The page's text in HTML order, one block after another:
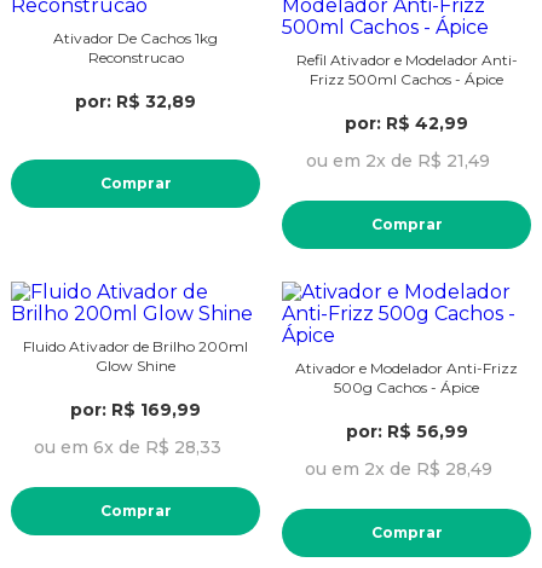
Ativador De Cachos 1kg
Reconstrucao
por: R$ 32,89
Comprar
Refil Ativador e Modelador Anti-
Frizz 500ml Cachos - Ápice
por: R$ 42,99
ou em 2x de R$ 21,49
Comprar
Fluido Ativador de Brilho 200ml
Glow Shine
por: R$ 169,99
ou em 6x de R$ 28,33
Comprar
Ativador e Modelador Anti-Frizz
500g Cachos - Ápice
por: R$ 56,99
ou em 2x de R$ 28,49
Comprar